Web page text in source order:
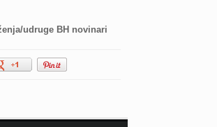
udruge BH novinari